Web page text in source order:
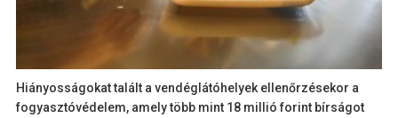
Hiányosságokat talált a vendéglátóhelyek ellenőrzésekor a
fogyasztóvédelem, amely több mint 18 millió forint bírságot